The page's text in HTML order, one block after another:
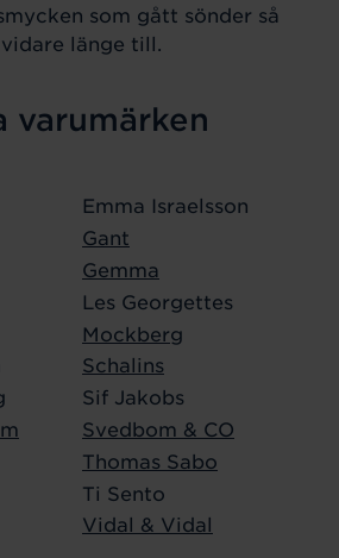
som gått sönder så
länge till.
varumärken
Emma Israelsson
Gant
Gemma
Les Georgettes
Mockberg
Schalins
Sif Jakobs
Svedbom & CO
Thomas Sabo
Ti Sento
Vidal & Vidal